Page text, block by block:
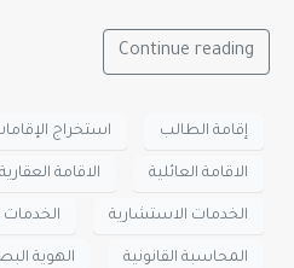
Continue reading
إقامة الطالب استخراج
الاقامة العائلية الاقامة العقارية
الخدمات الاستشارية الخدمات
المحاسبة القانونية الهوية